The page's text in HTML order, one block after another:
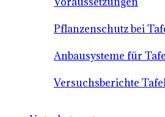
Pflanzenschutz bei
Anbausysteme für
Versuchsberichte